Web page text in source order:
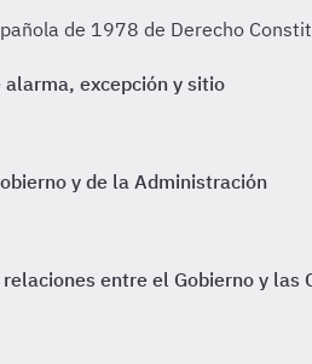
de 1978 de Derecho
excepción y sitio
y de la Administración
entre el Gobierno y las